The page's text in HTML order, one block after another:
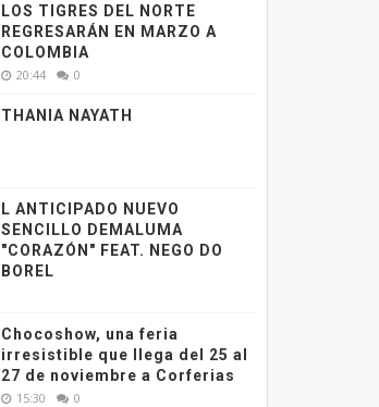
LOS TIGRES DEL NORTE
REGRESARÁN EN MARZO A
COLOMBIA
20:44 0
THANIA NAYATH
L ANTICIPADO NUEVO
SENCILLO DEMALUMA
"CORAZÓN" FEAT. NEGO DO
BOREL
Chocoshow, una feria
irresistible que llega del 25 al
27 de noviembre a Corferias
15:30 0